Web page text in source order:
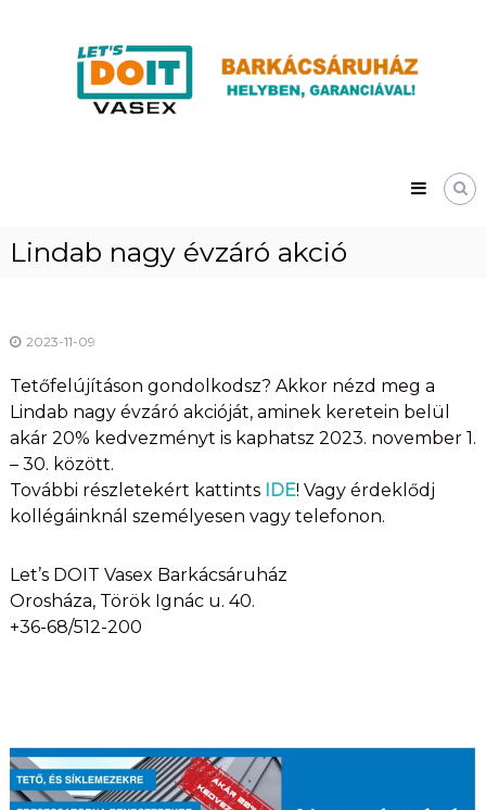
Lindab nagy évzáró akció
2023-11-09
Tetőfelújításon gondolkodsz? Akkor nézd meg a
Lindab nagy évzáró akcióját, aminek keretein belül
akár 20% kedvezményt is kaphatsz 2023. november 1.
– 30. között.
További részletekért kattints IDE! Vagy érdeklődj
kollégáinknál személyesen vagy telefonon.
Let’s DOIT Vasex Barkácsáruház
Orosháza, Török Ignác u. 40.
+36-68/512-200